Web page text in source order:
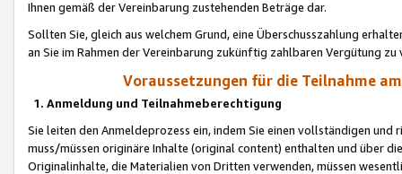
Ihnen gemäß der Vereinbarung zustehenden Beträge dar.
Sollten Sie, gleich aus welchem Grund, eine Überschusszahlung
an Sie im Rahmen der Vereinbarung zukünftig zahlbaren Vergütung zu
Voraussetzungen für die Teilnahme
1. Anmeldung und Teilnahmeberechtigung
Sie leiten den Anmeldeprozess ein, indem Sie einen vollständigen
muss/müssen originäre Inhalte (original content) enthalten und über
Originalinhalte, die Materialien von Dritten verwenden, müssen